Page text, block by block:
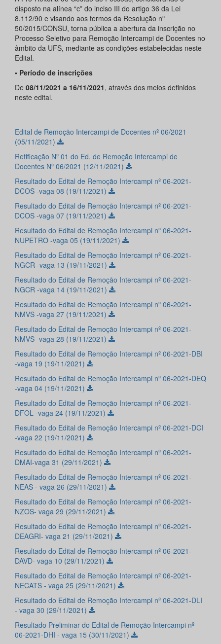
disposto na alínea “c” do inciso III do artigo 36 da Lei
8.112/90 e visando aos termos da Resolução nº
50/2015/CONSU, torna pública a abertura da inscrição no
Processo Seletivo para Remoção Intercampi de Docentes no
âmbito da UFS, mediante as condições estabelecidas neste
Edital.
• Período de inscrições
De 08/11/2021 a 16/11/2021, através dos meios definidos
neste edital.
Edital de Remoção Intercampi de Docentes nº 06/2021
(05/11/2021)
Retificação Nº 01 do Ed. de Remoção Intercampi de
Docentes Nº 06/2021 (12/11/2021)
Resultado do Edital de Remoção Intercampi nº 06-2021-
DCOS -vaga 08 (19/11/2021)
Resultado do Edital de Remoção Intercampi nº 06-2021-
DCOS -vaga 07 (19/11/2021)
Resultado do Edital de Remoção Intercampi nº 06-2021-
NUPETRO -vaga 05 (19/11/2021)
Resultado do Edital de Remoção Intercampi nº 06-2021-
NGCR -vaga 13 (19/11/2021)
Resultado do Edital de Remoção Intercampi nº 06-2021-
NGCR -vaga 14 (19/11/2021)
Resultado do Edital de Remoção Intercampi nº 06-2021-
NMVS -vaga 27 (19/11/2021)
Resultado do Edital de Remoção Intercampi nº 06-2021-
NMVS -vaga 28 (19/11/2021)
Resultado do Edital de Remoção Intercampi nº 06-2021-DBI
-vaga 19 (19/11/2021)
Resultado do Edital de Remoção Intercampi nº 06-2021-DEQ
-vaga 04 (19/11/2021)
Resultado do Edital de Remoção Intercampi nº 06-2021-
DFOL -vaga 24 (19/11/2021)
Resultado do Edital de Remoção Intercampi nº 06-2021-DCI
-vaga 22 (19/11/2021)
Resultado do Edital de Remoção Intercampi nº 06-2021-
DMAI-vaga 31 (29/11/2021)
Resultado do Edital de Remoção Intercampi nº 06-2021-
NEAS - vaga 26 (29/11/2021)
Resultado do Edital de Remoção Intercampi nº 06-2021-
NZOS- vaga 29 (29/11/2021)
Resultado do Edital de Remoção Intercampi nº 06-2021-
DEAGRI- vaga 21 (29/11/2021)
Resultado do Edital de Remoção Intercampi nº 06-2021-
DAVD- vaga 10 (29/11/2021)
Resultado do Edital de Remoção Intercampi nº 06-2021-
NECATS - vaga 25 (29/11/2021)
Resultado do Edital de Remoção Intercampi nº 06-2021-DLI
- vaga 30 (29/11/2021)
Resultado Preliminar do Edital de Remoção Intercampi nº
06-2021-DHI - vaga 15 (30/11/2021)